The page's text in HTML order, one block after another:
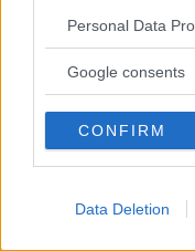
Please note that this
not limited to your
use your data for
consent section.
Personal Data
Google consents
CONFIRM
Data Deletion
utan yttre påverkan,
fortfarande åtta år
garanteras att